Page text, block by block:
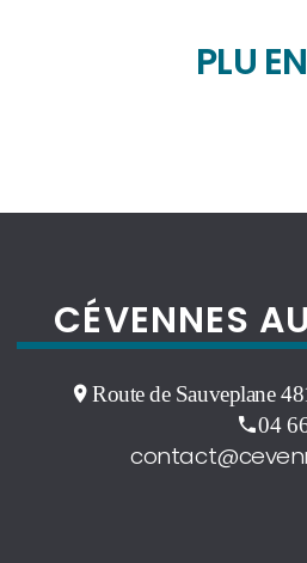
PLU
CÉVENNES
Route de Sauveplane
04